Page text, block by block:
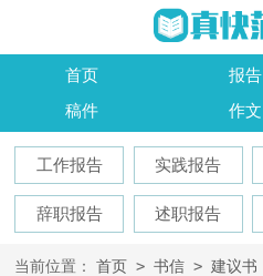
首页 报告
稿件
作文
工作报告 实践报告
辞职报告 述职报告
当前位置： 首页 > 书信 > 建议书